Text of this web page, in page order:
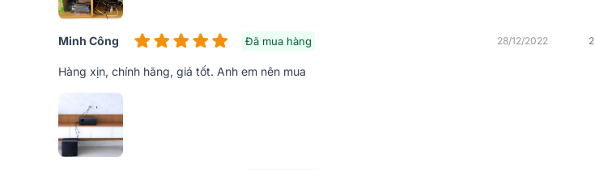
Minh Công Đã mua hàng 28/12/2022 2
Hàng xịn, chính hãng, giá tốt. Anh em nên mua